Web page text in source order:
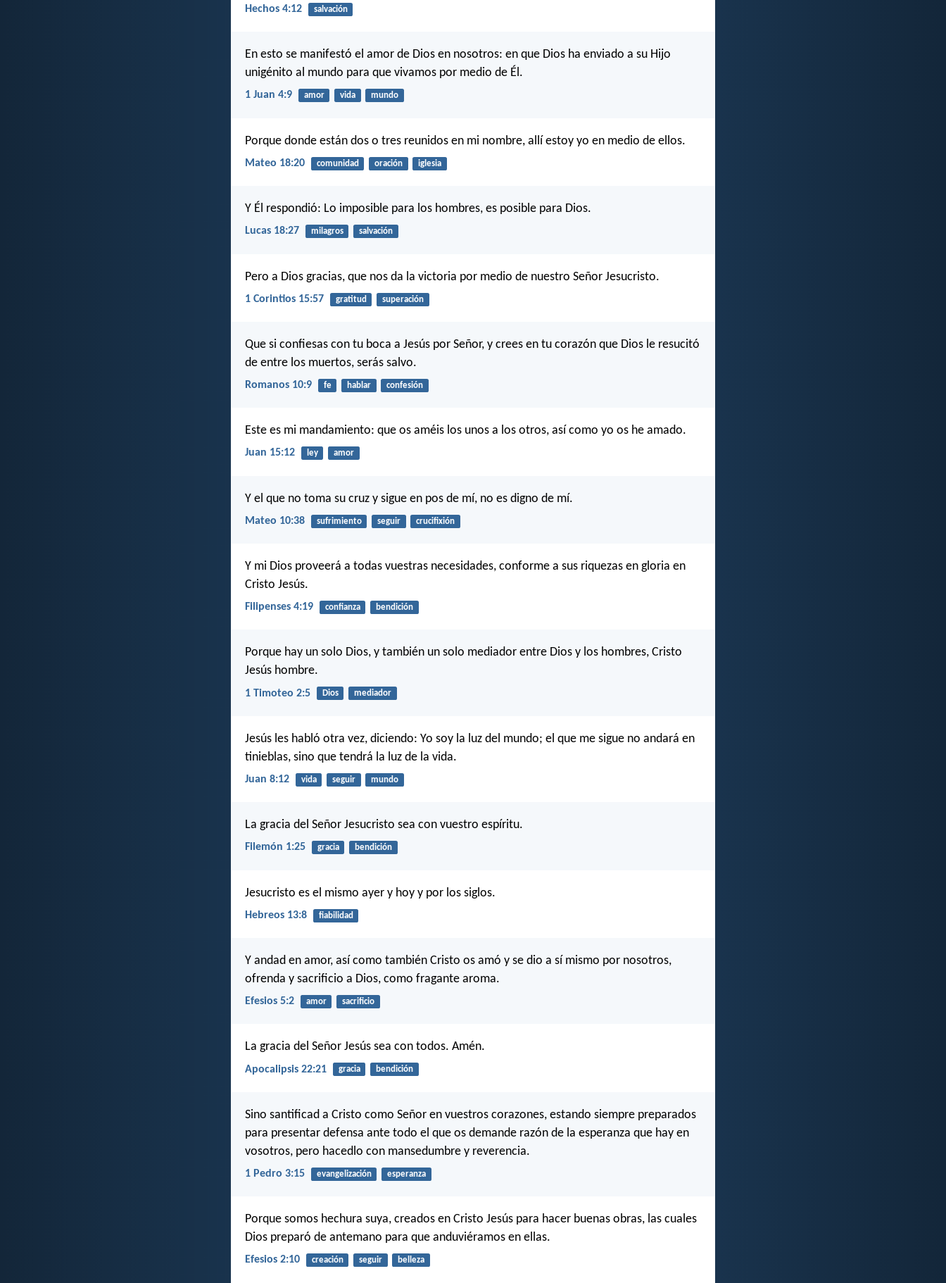
Hechos 4:12 salvación
En esto se manifestó el amor de Dios en nosotros: en que Dios ha enviado a su Hijo
unigénito al mundo para que vivamos por medio de Él.
1 Juan 4:9 amor vida mundo
Porque donde están dos o tres reunidos en mi nombre, allí estoy yo en medio de ellos.
Mateo 18:20 comunidad oración iglesia
Y Él respondió: Lo imposible para los hombres, es posible para Dios.
Lucas 18:27 milagros salvación
Pero a Dios gracias, que nos da la victoria por medio de nuestro Señor Jesucristo.
1 Corintios 15:57 gratitud superación
Que si confiesas con tu boca a Jesús por Señor, y crees en tu corazón que Dios le resucitó
de entre los muertos, serás salvo.
Romanos 10:9 fe hablar confesión
Este es mi mandamiento: que os améis los unos a los otros, así como yo os he amado.
Juan 15:12 ley amor
Y el que no toma su cruz y sigue en pos de mí, no es digno de mí.
Mateo 10:38 sufrimiento seguir crucifixión
Y mi Dios proveerá a todas vuestras necesidades, conforme a sus riquezas en gloria en
Cristo Jesús.
Filipenses 4:19 confianza bendición
Porque hay un solo Dios, y también un solo mediador entre Dios y los hombres, Cristo
Jesús hombre.
1 Timoteo 2:5 Dios mediador
Jesús les habló otra vez, diciendo: Yo soy la luz del mundo; el que me sigue no andará en
tinieblas, sino que tendrá la luz de la vida.
Juan 8:12 vida seguir mundo
La gracia del Señor Jesucristo sea con vuestro espíritu.
Filemón 1:25 gracia bendición
Jesucristo es el mismo ayer y hoy y por los siglos.
Hebreos 13:8 fiabilidad
Y andad en amor, así como también Cristo os amó y se dio a sí mismo por nosotros,
ofrenda y sacrificio a Dios, como fragante aroma.
Efesios 5:2 amor sacrificio
La gracia del Señor Jesús sea con todos. Amén.
Apocalipsis 22:21 gracia bendición
Sino santificad a Cristo como Señor en vuestros corazones, estando siempre preparados
para presentar defensa ante todo el que os demande razón de la esperanza que hay en
vosotros, pero hacedlo con mansedumbre y reverencia.
1 Pedro 3:15 evangelización esperanza
Porque somos hechura suya, creados en Cristo Jesús para hacer buenas obras, las cuales
Dios preparó de antemano para que anduviéramos en ellas.
Efesios 2:10 creación seguir belleza